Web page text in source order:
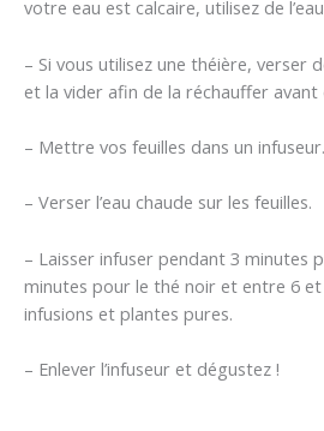
votre eau est calcaire, utilisez de
– Si vous utilisez une théière, verser
et la vider afin de la réchauffer
– Mettre vos feuilles dans un infuseur.
– Verser l’eau chaude sur les feuilles.
– Laisser infuser pendant 3 minutes
minutes pour le thé noir et entre 6
infusions et plantes pures.
– Enlever l’infuseur et dégustez !